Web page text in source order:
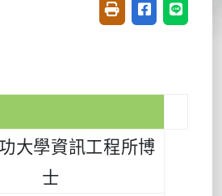
友善列印(開新視窗)
分享至臉書(
分享至
大學資訊工程所博
士